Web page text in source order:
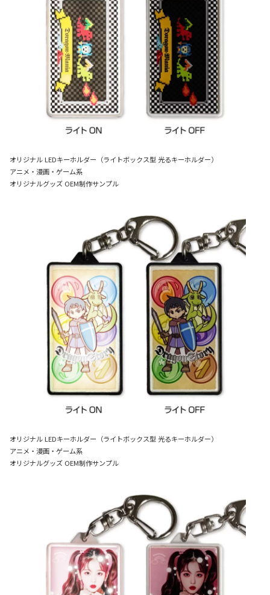
オリジナル LEDキーホルダー（ライトボックス型 光るキーホルダー）
アニメ・漫画・ゲーム系
オリジナルグッズ OEM制作サンプル
オリジナル LEDキーホルダー（ライトボックス型 光るキーホルダー）
アニメ・漫画・ゲーム系
オリジナルグッズ OEM制作サンプル